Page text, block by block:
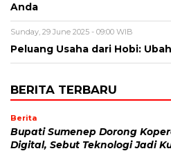
Anda
Sunday, 29 June 2025 - 09:00 WIB
Peluang Usaha dari Hobi:
BERITA TERBARU
Berita
Bupati Sumenep Dorong
Digital, Sebut Teknologi Jadi